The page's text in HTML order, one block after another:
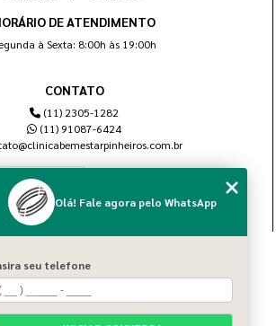
DE ATENDIMENTO
à Sexta: 8:00h às 19:00h
CONTATO
(11) 2305-1282
(11) 91087-6424
Home
Sobre nós
Blog
Olá! Fale agora pelo WhatsApp
seu telefone